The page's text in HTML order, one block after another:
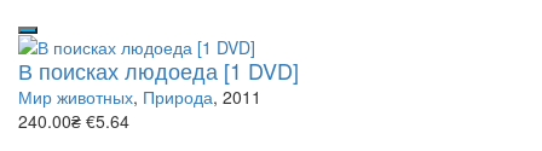
В поисках людоеда [1 DVD]
Мир животных, Природа, 2011
240.00₴ €5.64